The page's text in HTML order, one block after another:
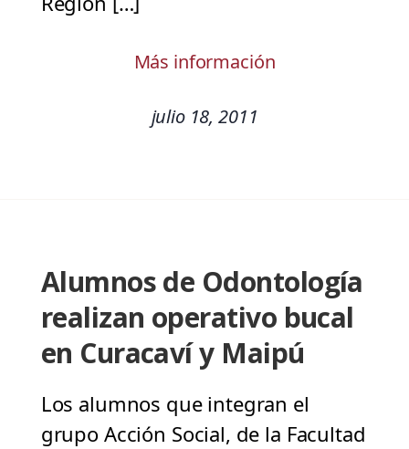
Más información
julio 18, 2011
Alumnos de Odontología
realizan operativo bucal
en Curacaví y Maipú
Los alumnos que integran el
grupo Acción Social, de la Facultad